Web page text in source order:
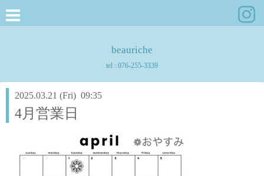
beauriche
tel : 076-255-3339
2025.03.21 (Fri) 09:35
4月営業日